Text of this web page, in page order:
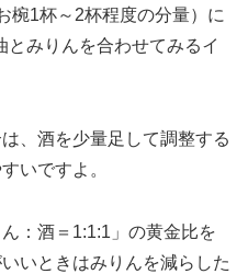
椀1杯～2杯程度の分量）に
みりんを合わせてみるイ
、酒を少量足して調整する
いですよ。
：酒＝1:1:1」の黄金比を
いときはみりんを減らした